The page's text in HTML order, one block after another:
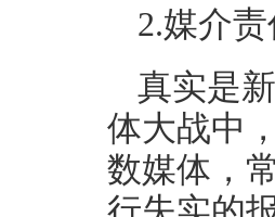
2.媒介
真实是
体大战中
数媒体，